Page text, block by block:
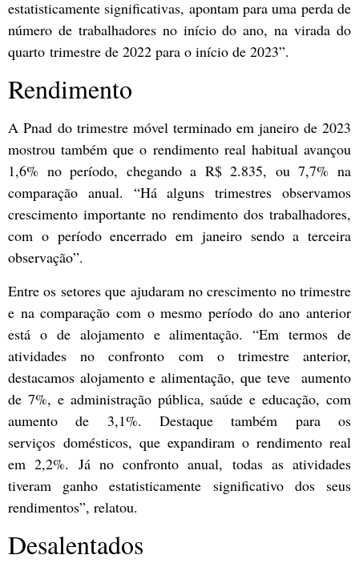
estatisticamente significativas, apontam para uma perda de
número de trabalhadores no início do ano, na virada do
quarto trimestre de 2022 para o início de 2023”.
Rendimento
A Pnad do trimestre móvel terminado em janeiro de 2023
mostrou também que o rendimento real habitual avançou
1,6% no período, chegando a R$ 2.835, ou 7,7% na
comparação anual. “Há alguns trimestres observamos
crescimento importante no rendimento dos trabalhadores,
com o período encerrado em janeiro sendo a terceira
observação”.
Entre os setores que ajudaram no crescimento no trimestre
e na comparação com o mesmo período do ano anterior
está o de alojamento e alimentação. “Em termos de
atividades no confronto com o trimestre anterior,
destacamos alojamento e alimentação, que teve aumento
de 7%, e administração pública, saúde e educação, com
aumento de 3,1%. Destaque também para os
serviços domésticos, que expandiram o rendimento real
em 2,2%. Já no confronto anual, todas as atividades
tiveram ganho estatisticamente significativo dos seus
rendimentos”, relatou.
Desalentados